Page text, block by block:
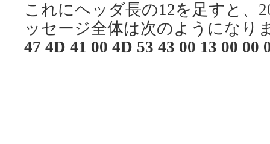
これにヘッダ長の12を足すと、
ッセージ全体は次のようになり
47 4D 41 00 4D 53 43 00 13 00 00